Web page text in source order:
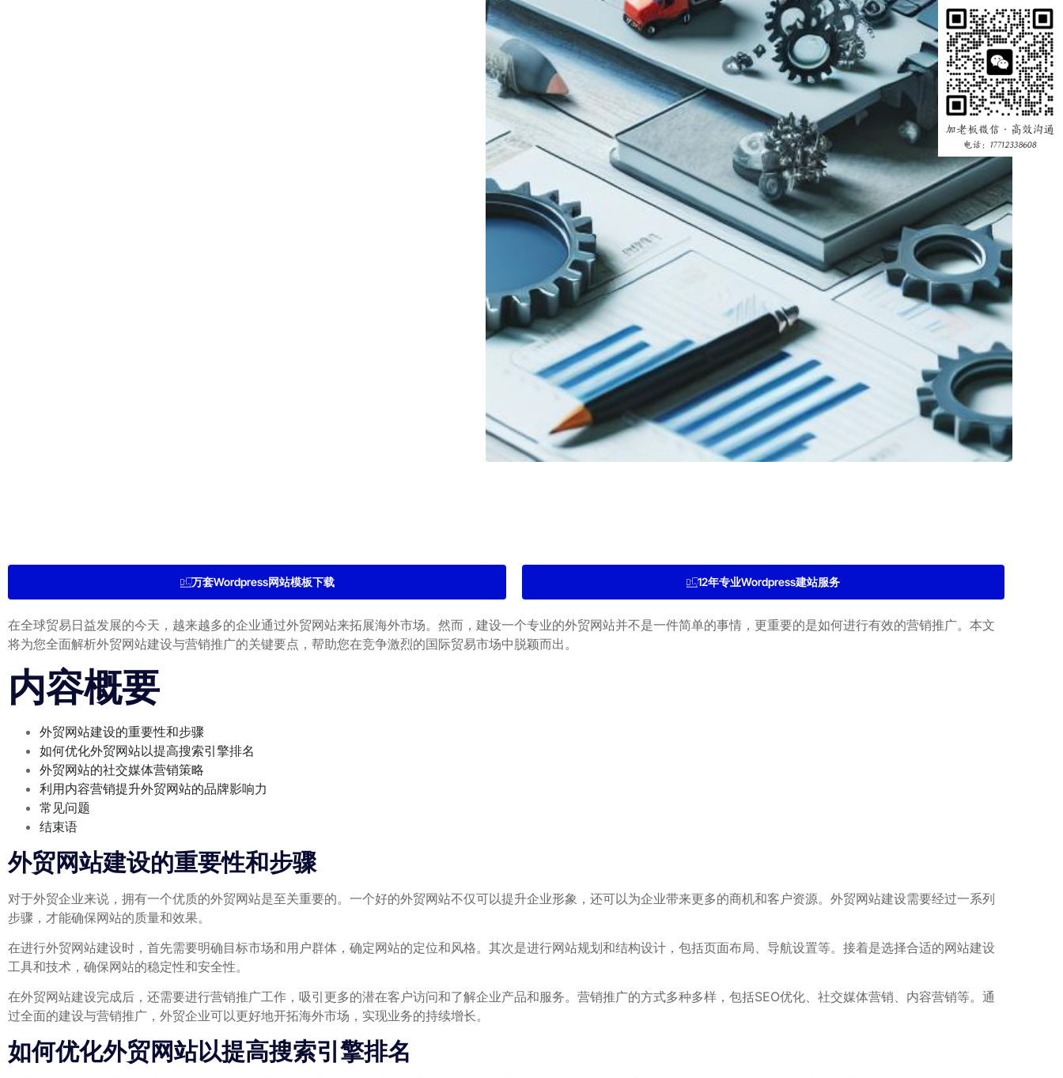
万套Wordpress网站模板下载 12年专业Wordpress建站服务
在全球贸易日益发展的今天，越来越多的企业通过外贸网站来拓展海外市场。然而，建设一个专业的外贸网站并不是一件简单的事情，更重要的是如何进行有效的营销推广。本文
将为您全面解析外贸网站建设与营销推广的关键要点，帮助您在竞争激烈的国际贸易市场中脱颖而出。
内容概要
外贸网站建设的重要性和步骤
如何优化外贸网站以提高搜索引擎排名
外贸网站的社交媒体营销策略
利用内容营销提升外贸网站的品牌影响力
常见问题
结束语
外贸网站建设的重要性和步骤
对于外贸企业来说，拥有一个优质的外贸网站是至关重要的。一个好的外贸网站不仅可以提升企业形象，还可以为企业带来更多的商机和客户资源。外贸网站建设需要经过一系列
步骤，才能确保网站的质量和效果。
在进行外贸网站建设时，首先需要明确目标市场和用户群体，确定网站的定位和风格。其次是进行网站规划和结构设计，包括页面布局、导航设置等。接着是选择合适的网站建设
工具和技术，确保网站的稳定性和安全性。
在外贸网站建设完成后，还需要进行营销推广工作，吸引更多的潜在客户访问和了解企业产品和服务。营销推广的方式多种多样，包括SEO优化、社交媒体营销、内容营销等。通
过全面的建设与营销推广，外贸企业可以更好地开拓海外市场，实现业务的持续增长。
如何优化外贸网站以提高搜索引擎排名